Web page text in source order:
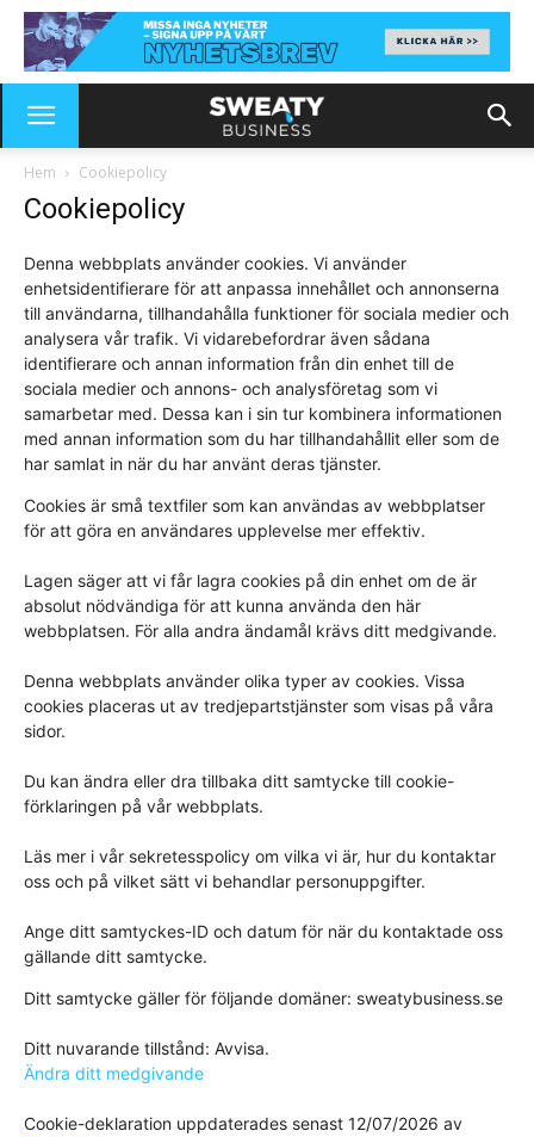
Hem Cookiepolicy
Cookiepolicy
Denna webbplats använder cookies. Vi använder
enhetsidentifierare för att anpassa innehållet och annonserna
till användarna, tillhandahålla funktioner för sociala medier och
analysera vår trafik. Vi vidarebefordrar även sådana
identifierare och annan information från din enhet till de
sociala medier och annons- och analysföretag som vi
samarbetar med. Dessa kan i sin tur kombinera informationen
med annan information som du har tillhandahållit eller som de
har samlat in när du har använt deras tjänster.
Cookies är små textfiler som kan användas av webbplatser
för att göra en användares upplevelse mer effektiv.
Lagen säger att vi får lagra cookies på din enhet om de är
absolut nödvändiga för att kunna använda den här
webbplatsen. För alla andra ändamål krävs ditt medgivande.
Denna webbplats använder olika typer av cookies. Vissa
cookies placeras ut av tredjepartstjänster som visas på våra
sidor.
Du kan ändra eller dra tillbaka ditt samtycke till cookie-
förklaringen på vår webbplats.
Läs mer i vår sekretesspolicy om vilka vi är, hur du kontaktar
oss och på vilket sätt vi behandlar personuppgifter.
Ange ditt samtyckes-ID och datum för när du kontaktade oss
gällande ditt samtycke.
Ditt samtycke gäller för följande domäner: sweatybusiness.se
Ditt nuvarande tillstånd: Avvisa.
Ändra ditt medgivande
Cookie-deklaration uppdaterades senast 12/07/2026 av